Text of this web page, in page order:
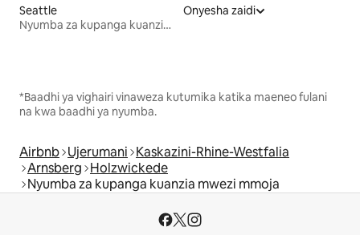
Seattle
Nyumba za kupanga kuanzia mwezi mmoja
Onyesha zaidi
*Baadhi ya vighairi vinaweza kutumika katika maeneo fulani
na kwa baadhi ya nyumba.
Airbnb Ujerumani Kaskazini-Rhine-Westfalia
Arnsberg Holzwickede
Nyumba za kupanga kuanzia mwezi mmoja